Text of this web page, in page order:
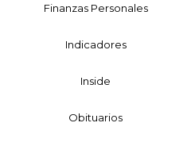
Finanzas Personales
Indicadores
Inside
Obituarios